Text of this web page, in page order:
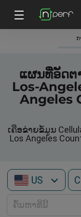
ແຜນທີ່ອັດຕ
Los-
Angeles
ເຄືອຂ່າຍຂໍ້ມູນ
Los Angeles
US